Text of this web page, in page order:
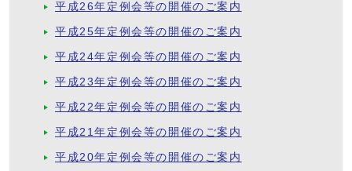
平成26年定例会等の開催のご案内
平成25年定例会等の開催のご案内
平成24年定例会等の開催のご案内
平成23年定例会等の開催のご案内
平成22年定例会等の開催のご案内
平成21年定例会等の開催のご案内
平成20年定例会等の開催のご案内